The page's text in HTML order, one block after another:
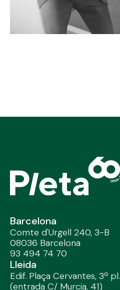
Barcelona
Comte d'Urgell 240, 3-B
08036 Barcelona
93 494 74 70
Lleida
Edif. Plaça Cervantes, 3ª pl.
(entrada C/ Murcia, 41)